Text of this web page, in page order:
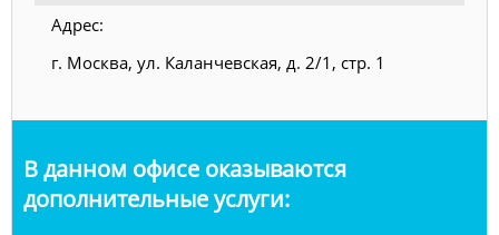
Адрес:
г. Москва, ул. Каланчевская, д. 2/1, стр. 1
В данном офисе оказываются
дополнительные услуги: